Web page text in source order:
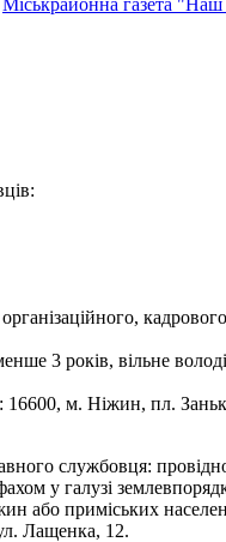
3 років, вільне
16600, м. Ніжин, пл.
службовця:
у галузі
або приміських
Лащенка, 12.